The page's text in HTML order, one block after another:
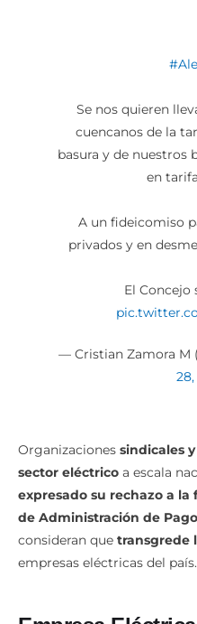
Se nos quieren
cuencanos de la
basura y de nuestros
en
A un fideicomiso
privados y en
El Concejo
— Cristian Zamora M
Organizaciones sindicales
sector eléctrico a escala
expresado su rechazo a
de Administración de
consideran que transgrede
empresas eléctricas del país.